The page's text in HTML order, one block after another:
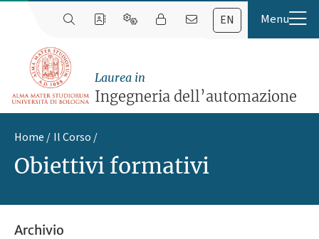
EN
Laurea in
Ingegneria dell’automazione
Home Il Corso
Obiettivi formativi
Archivio